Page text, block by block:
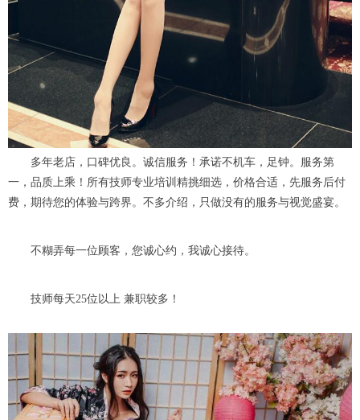
多年老店，口碑优良。诚信服务！承诺不机车，足钟。服务第
一，品质上乘！所有技师专业培训精挑细选，价格合适，先服务后付
费，期待您的体验与跨界。不多介绍，只做没有的服务与视觉盛宴。
不糊弄每一位顾客，您诚心约，我诚心接待。
技师每天25位以上 兼职较多！